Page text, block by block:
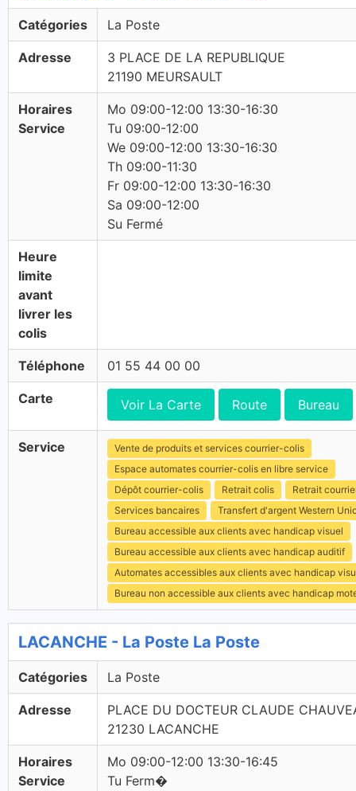
Catégories La Poste
Adresse
3 PLACE DE LA REPUBLIQUE
21190 MEURSAULT
Horaires
Service
Mo 09:00-12:00 13:30-16:30
Tu 09:00-12:00
We 09:00-12:00 13:30-16:30
Th 09:00-11:30
Fr 09:00-12:00 13:30-16:30
Sa 09:00-12:00
Su Fermé
Heure
limite
avant
livrer les
colis
Téléphone 01 55 44 00 00
Carte Voir La Carte Route Bureau
Service
Vente de produits et services courrier-colis
Espace automates courrier-colis en libre service
Dépôt courrier-colis
Retrait colis
Retrait
Services bancaires
Transfert d'argent Western
Bureau accessible aux clients avec handicap visuel
Bureau accessible aux clients avec handicap auditif
Automates accessibles aux clients avec handicap
Bureau non accessible aux clients avec handicap
LACANCHE - La Poste La Poste
Catégories La Poste
Adresse
PLACE DU DOCTEUR CLAUDE
21230 LACANCHE
Horaires
Service
Mo 09:00-12:00 13:30-16:45
Tu Ferm�